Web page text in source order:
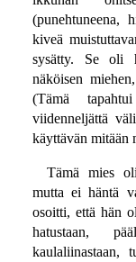
(punehtuneena,
kiveä
sysätty. Se oli
näköisen
(Tämä
viidenneljättä
käyttävän mitään
Tämä mies
mutta ei häntä
osoitti, että hän
hatustaan,
kaulaliinastaan,